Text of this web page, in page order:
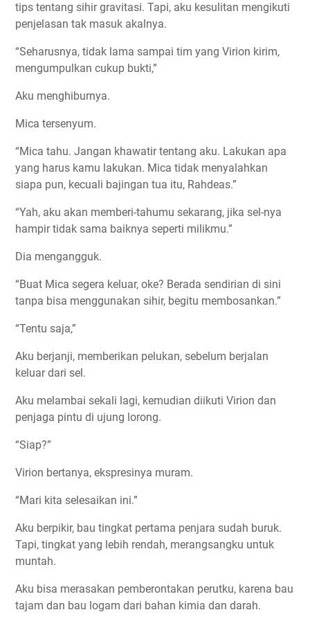
tips tentang sihir gravitasi. Tapi, aku kesulitan mengikuti
penjelasan tak masuk akalnya.
“Seharusnya, tidak lama sampai tim yang Virion kirim,
mengumpulkan cukup bukti,”
Aku menghiburnya.
Mica tersenyum.
“Mica tahu. Jangan khawatir tentang aku. Lakukan apa
yang harus kamu lakukan. Mica tidak menyalahkan
siapa pun, kecuali bajingan tua itu, Rahdeas.”
“Yah, aku akan memberi-tahumu sekarang, jika sel-nya
hampir tidak sama baiknya seperti milikmu.”
Dia mengangguk.
“Buat Mica segera keluar, oke? Berada sendirian di sini
tanpa bisa menggunakan sihir, begitu membosankan.”
“Tentu saja,”
Aku berjanji, memberikan pelukan, sebelum berjalan
keluar dari sel.
Aku melambai sekali lagi, kemudian diikuti Virion dan
penjaga pintu di ujung lorong.
“Siap?”
Virion bertanya, ekspresinya muram.
“Mari kita selesaikan ini.”
Aku berpikir, bau tingkat pertama penjara sudah buruk.
Tapi, tingkat yang lebih rendah, merangsangku untuk
muntah.
Aku bisa merasakan pemberontakan perutku, karena bau
tajam dan bau logam dari bahan kimia dan darah.